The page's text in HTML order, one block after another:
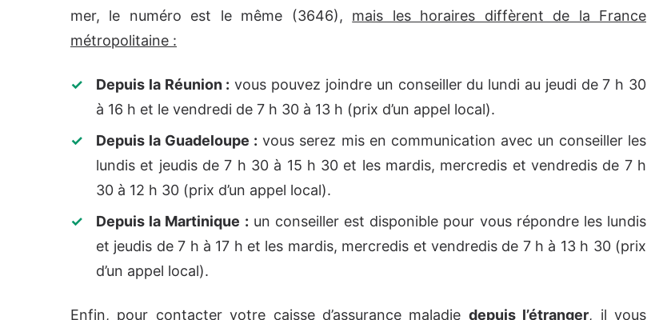
mer, le numéro est le même (3646), mais les horaires diffèrent de la France
métropolitaine :
Depuis la Réunion : vous pouvez joindre un conseiller du lundi au jeudi de 7 h 30
à 16 h et le vendredi de 7 h 30 à 13 h (prix d’un appel local).
Depuis la Guadeloupe : vous serez mis en communication avec un conseiller les
lundis et jeudis de 7 h 30 à 15 h 30 et les mardis, mercredis et vendredis de 7 h
30 à 12 h 30 (prix d’un appel local).
Depuis la Martinique : un conseiller est disponible pour vous répondre les lundis
et jeudis de 7 h à 17 h et les mardis, mercredis et vendredis de 7 h à 13 h 30 (prix
d’un appel local).
Enfin, pour contacter votre caisse d’assurance maladie depuis l’étranger, il vous